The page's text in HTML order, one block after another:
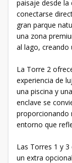
paisaje desde
conectarse
gran parque
una zona
al lago, creando
La Torre 2
experiencia de
una piscina y
enclave se
proporcionando
entorno que
Las Torres 1 y
un extra